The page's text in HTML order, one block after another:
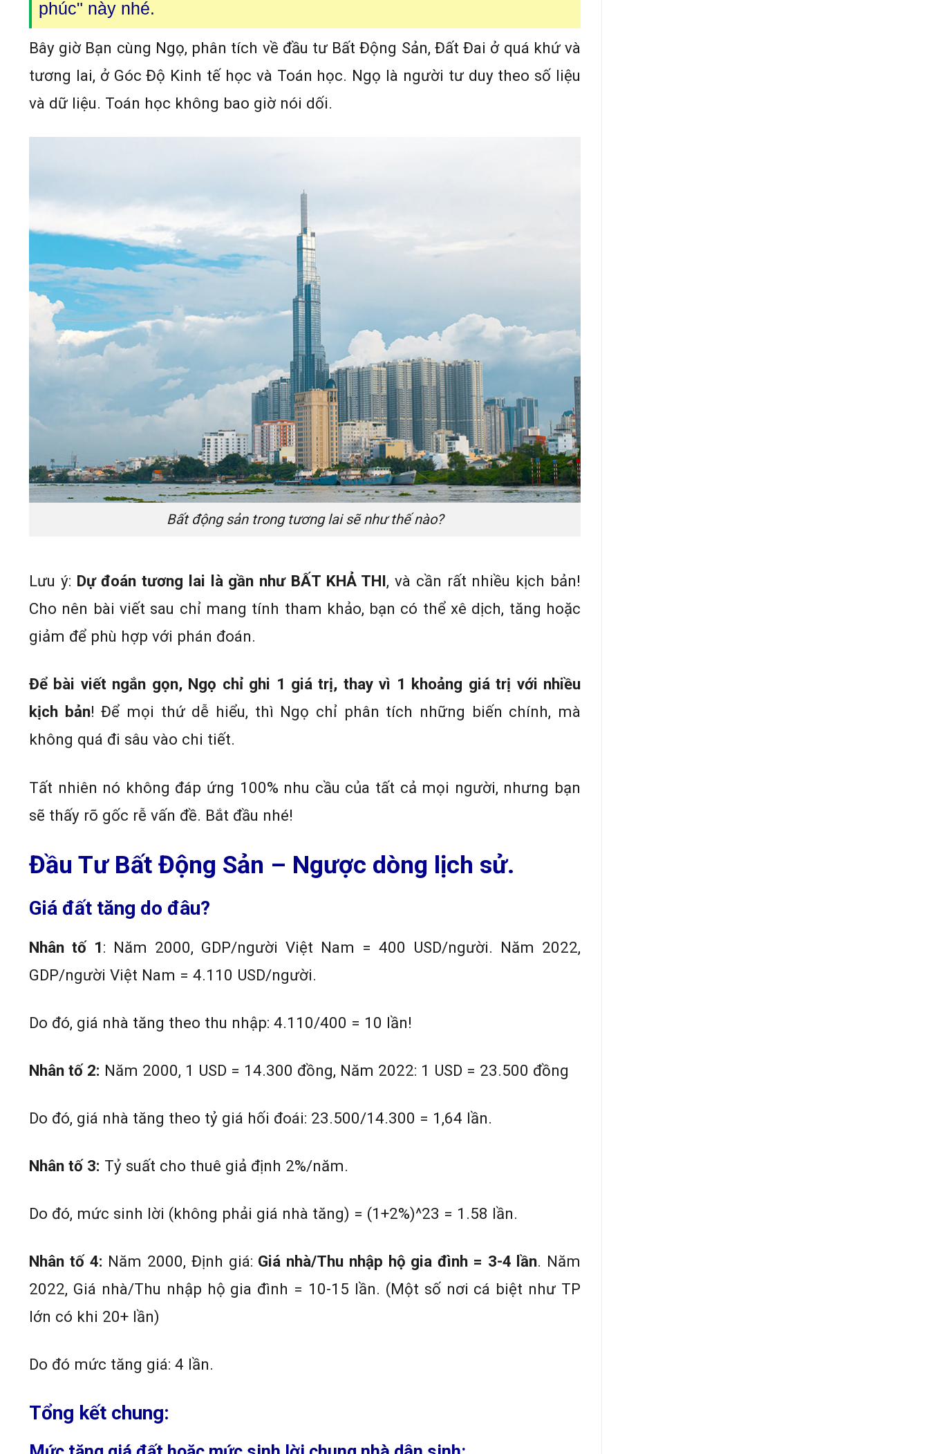
phúc" này nhé.
Bây giờ Bạn cùng Ngọ, phân tích về đầu tư Bất Động Sản, Đất Đai ở quá khứ và
tương lai, ở Góc Độ Kinh tế học và Toán học. Ngọ là người tư duy theo số liệu
và dữ liệu. Toán học không bao giờ nói dối.
Bất động sản trong tương lai sẽ như thế nào?
Lưu ý: Dự đoán tương lai là gần như BẤT KHẢ THI, và cần rất nhiều kịch bản!
Cho nên bài viết sau chỉ mang tính tham khảo, bạn có thể xê dịch, tăng hoặc
giảm để phù hợp với phán đoán.
Để bài viết ngắn gọn, Ngọ chỉ ghi 1 giá trị, thay vì 1 khoảng giá trị với nhiều
kịch bản! Để mọi thứ dễ hiểu, thì Ngọ chỉ phân tích những biến chính, mà
không quá đi sâu vào chi tiết.
Tất nhiên nó không đáp ứng 100% nhu cầu của tất cả mọi người, nhưng bạn
sẽ thấy rõ gốc rễ vấn đề. Bắt đầu nhé!
Đầu Tư Bất Động Sản – Ngược dòng lịch sử.
Giá đất tăng do đâu?
Nhân tố 1: Năm 2000, GDP/người Việt Nam = 400 USD/người. Năm 2022,
GDP/người Việt Nam = 4.110 USD/người.
Do đó, giá nhà tăng theo thu nhập: 4.110/400 = 10 lần!
Nhân tố 2: Năm 2000, 1 USD = 14.300 đồng, Năm 2022: 1 USD = 23.500 đồng
Do đó, giá nhà tăng theo tỷ giá hối đoái: 23.500/14.300 = 1,64 lần.
Nhân tố 3: Tỷ suất cho thuê giả định 2%/năm.
Do đó, mức sinh lời (không phải giá nhà tăng) = (1+2%)^23 = 1.58 lần.
Nhân tố 4: Năm 2000, Định giá: Giá nhà/Thu nhập hộ gia đình = 3-4 lần. Năm
2022, Giá nhà/Thu nhập hộ gia đình = 10-15 lần. (Một số nơi cá biệt như TP
lớn có khi 20+ lần)
Do đó mức tăng giá: 4 lần.
Tổng kết chung: